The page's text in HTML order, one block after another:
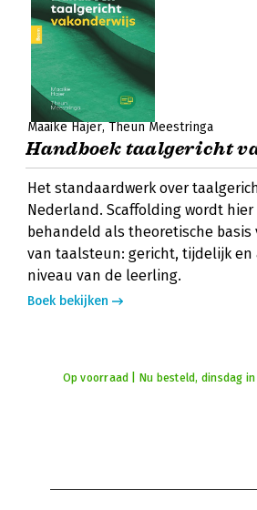
Maaike Hajer Theun Meestringa
Handboek taalgericht
Het standaardwerk over
Nederland. Scaffolding wordt
behandeld als theoretische basis
van taalsteun: gericht, tijdelijk
niveau van de leerling.
Boek bekijken
Op voorraad | Nu besteld, dinsdag